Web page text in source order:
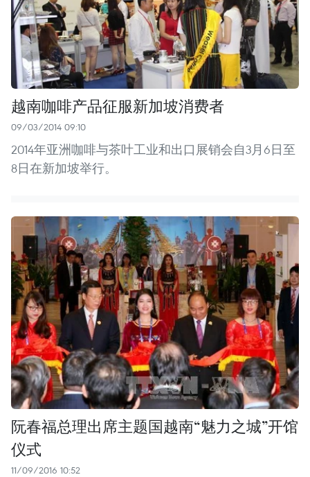
越南咖啡产品征服新加坡消费者
09/03/2014 09:10
2014年亚洲咖啡与茶叶工业和出口展销会自3月6日至
8日在新加坡举行。
阮春福总理出席主题国越南“魅力之城”开馆
仪式
11/09/2016 10:52